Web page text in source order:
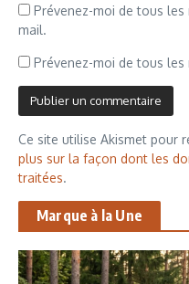
Prévenez-moi de tous
mail.
Prévenez-moi de tous
Ce site utilise Akismet pour
plus sur la façon dont les
traitées.
Marque à la Une